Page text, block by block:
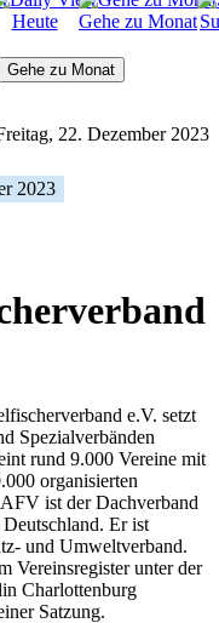
Heute Gehe zu Monat
Gehe zu Monat
22. Dezember 2023
2023
e.V. setzt
Spezialverbänden
rund 9.000 Vereine mit
organisierten
ist der Dachverband
Er ist
und Umweltverband.
Vereinsregister unter der
Charlottenburg
Satzung.